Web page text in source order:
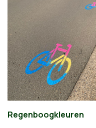
Regenboogkleuren